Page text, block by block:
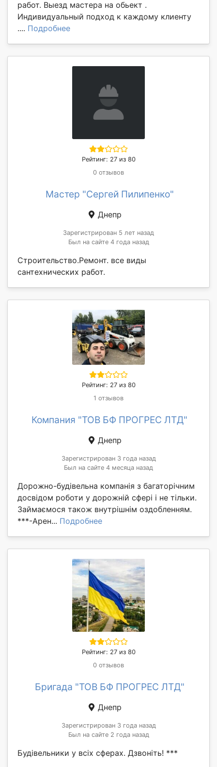
работ. Выезд мастера на обьект .
Индивидуальный подход к каждому клиенту
.... Подробнее
Рейтинг: 27 из 80
0 отзывов
Мастер "Сергей Пилипенко"
Днепр
Зарегистрирован 5 лет назад
Был на сайте 4 года назад
Строительство.Ремонт. все виды
сантехнических работ.
Рейтинг: 27 из 80
1 отзывов
Компания "ТОВ БФ ПРОГРЕС ЛТД"
Днепр
Зарегистрирован 3 года назад
Был на сайте 4 месяца назад
Дорожно-будівельна компанія з багаторічним
досвідом роботи у дорожній сфері і не тільки.
Займаємося також внутрішнім оздобленням.
***-Арен... Подробнее
Рейтинг: 27 из 80
0 отзывов
Бригада "ТОВ БФ ПРОГРЕС ЛТД"
Днепр
Зарегистрирован 3 года назад
Был на сайте 2 года назад
Будівельники у всіх сферах. Дзвоніть! ***